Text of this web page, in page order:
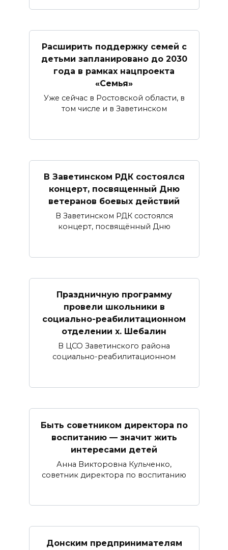
Расширить поддержку семей с
детьми запланировано до 2030
года в рамках нацпроекта
«Семья»
Уже сейчас в Ростовской области, в
том числе и в Заветинском
В Заветинском РДК состоялся
концерт, посвященный Дню
ветеранов боевых действий
В Заветинском РДК состоялся
концерт, посвящённый Дню
Праздничную программу
провели школьники в
социально-реабилитационном
отделении х. Шебалин
В ЦСО Заветинского района
социально-реабилитационном
Быть советником директора по
воспитанию — значит жить
интересами детей
Анна Викторовна Кульченко,
советник директора по воспитанию
Донским предпринимателям